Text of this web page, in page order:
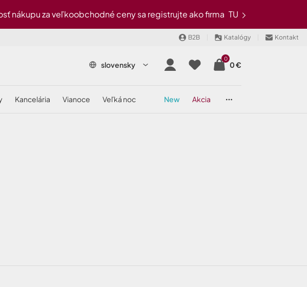
nákupu za veľkoobchodné ceny sa registrujte ako firma TU
B2B Katalógy Kontakt
slovensky
0
0 €
kancelária vianoce veľká noc new akcia